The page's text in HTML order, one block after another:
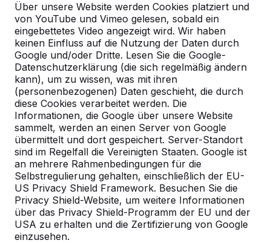
Über unsere Website werden Cookies platziert und
von YouTube und Vimeo gelesen, sobald ein
eingebettetes Video angezeigt wird. Wir haben
keinen Einfluss auf die Nutzung der Daten durch
Google und/oder Dritte. Lesen Sie die Google-
Datenschutzerklärung (die sich regelmäßig ändern
kann), um zu wissen, was mit ihren
(personenbezogenen) Daten geschieht, die durch
diese Cookies verarbeitet werden. Die
Informationen, die Google über unsere Website
sammelt, werden an einen Server von Google
übermittelt und dort gespeichert. Server-Standort
sind im Regelfall die Vereinigten Staaten. Google ist
an mehrere Rahmenbedingungen für die
Selbstregulierung gehalten, einschließlich der EU-
US Privacy Shield Framework. Besuchen Sie die
Privacy Shield-Website, um weitere Informationen
über das Privacy Shield-Programm der EU und der
USA zu erhalten und die Zertifizierung von Google
einzusehen.
Zie ook
Salzgitter
Kontakt
HeBlad Deutschland
Diekerstraße 97
42781 Haan
Deutschland